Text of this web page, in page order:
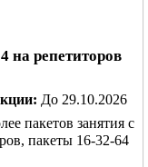
на репетиторов
До 29.10.2026
пакетов занятия с
пакеты 16-32-64